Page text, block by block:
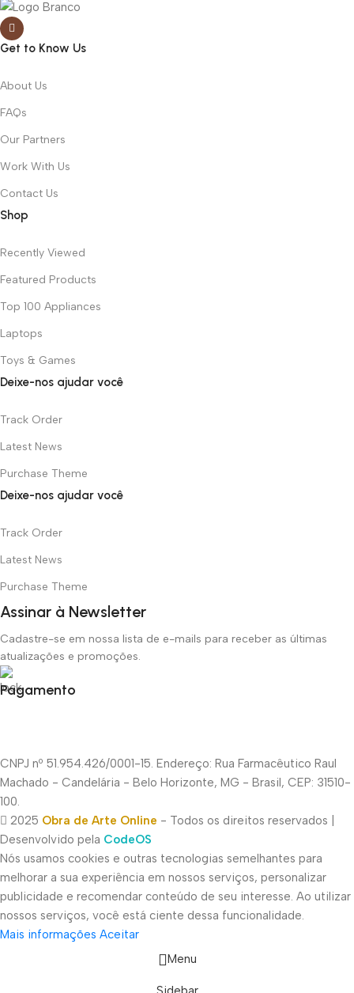
Get to Know Us
About Us
FAQs
Our Partners
Work With Us
Contact Us
Shop
Recently Viewed
Featured Products
Top 100 Appliances
Laptops
Toys & Games
Deixe-nos ajudar você
Track Order
Latest News
Purchase Theme
Deixe-nos ajudar você
Track Order
Latest News
Purchase Theme
Assinar à Newsletter
Cadastre-se em nossa lista de e-mails para receber as últimas
atualizações e promoções.
Pagamento
CNPJ nº 51.954.426/0001-15. Endereço: Rua Farmacêutico Raul
Machado - Candelária - Belo Horizonte, MG - Brasil, CEP: 31510-
100.
2025 Obra de Arte Online - Todos os direitos reservados |
Desenvolvido pela CodeOS
Nós usamos cookies e outras tecnologias semelhantes para
melhorar a sua experiência em nossos serviços, personalizar
publicidade e recomendar conteúdo de seu interesse. Ao utilizar
nossos serviços, você está ciente dessa funcionalidade.
Mais informações Aceitar
Menu